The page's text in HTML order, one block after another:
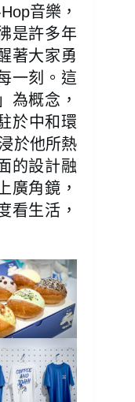
音樂，
是許多年
著大家勇
一刻。這
為概念，
於中和環
於他所熱
的設計融
廣角鏡，
看生活，